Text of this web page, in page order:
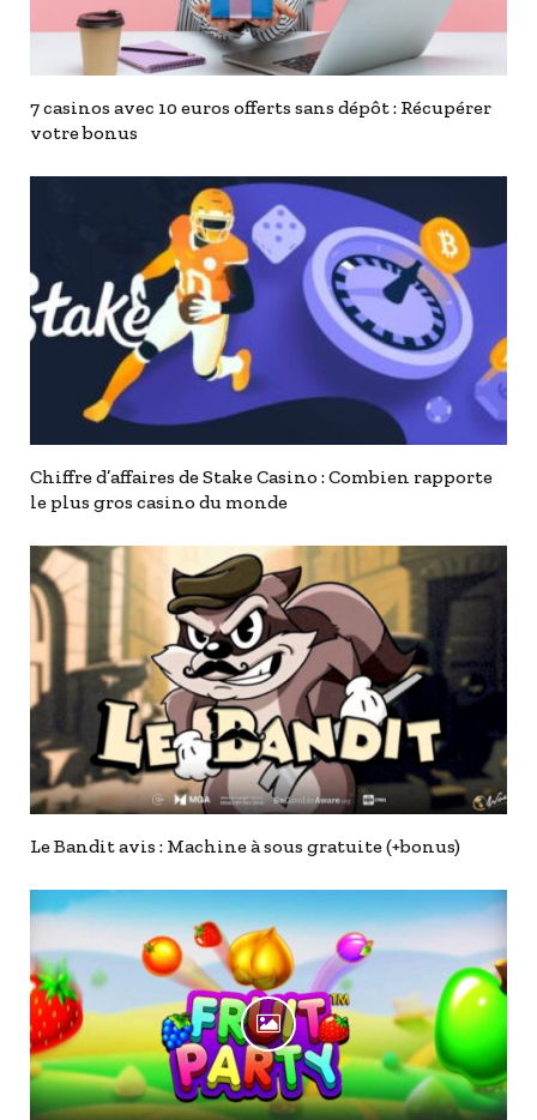
7 casinos avec 10 euros offerts sans dépôt : Récupérer
votre bonus
Chiffre d’affaires de Stake Casino : Combien rapporte
le plus gros casino du monde
Le Bandit avis : Machine à sous gratuite (+bonus)